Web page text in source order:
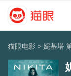
猫眼电影 >妮基塔